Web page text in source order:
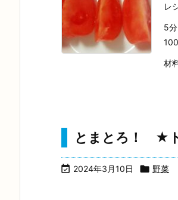
レ
5
材
とまとろ！ ★
 2024年3月10日  野菜